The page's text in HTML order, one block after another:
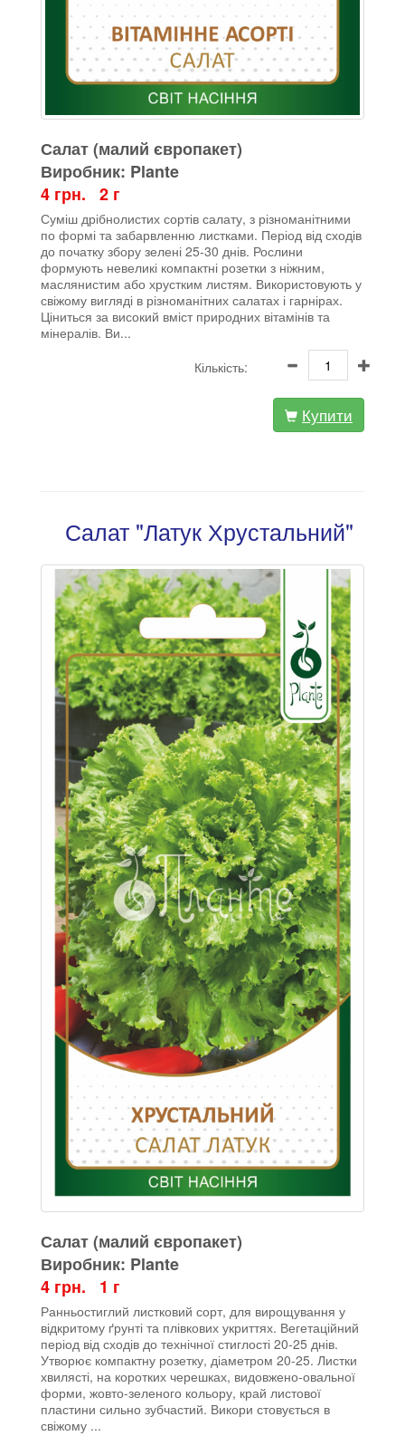
Салат (малий європакет)
Виробник: Plante
4 грн. 2 г
Суміш дрібнолистих сортів салату, з різноманітними
по формі та забарвленню листками. Період від сходів
до початку збору зелені 25-30 днів. Рослини
формують невеликі компактні розетки з ніжним,
маслянистим або хрустким листям. Використовують у
свіжому вигляді в різноманітних салатах і гарнірах.
Ціниться за високий вміст природних вітамінів та
мінералів. Ви...
Кількість:
Купити
Салат "Латук Хрустальний"
Салат (малий європакет)
Виробник: Plante
4 грн. 1 г
Ранньостиглий листковий сорт, для вирощування у
відкритому ґрунті та плівкових укриттях. Вегетаційний
період від сходів до технічної стиглості 20-25 днів.
Утворює компактну розетку, діаметром 20-25. Листки
хвилясті, на коротких черешках, видовжено-овальної
форми, жовто-зеленого кольору, край листової
пластини сильно зубчастий. Викори стовується в
свіжому ...